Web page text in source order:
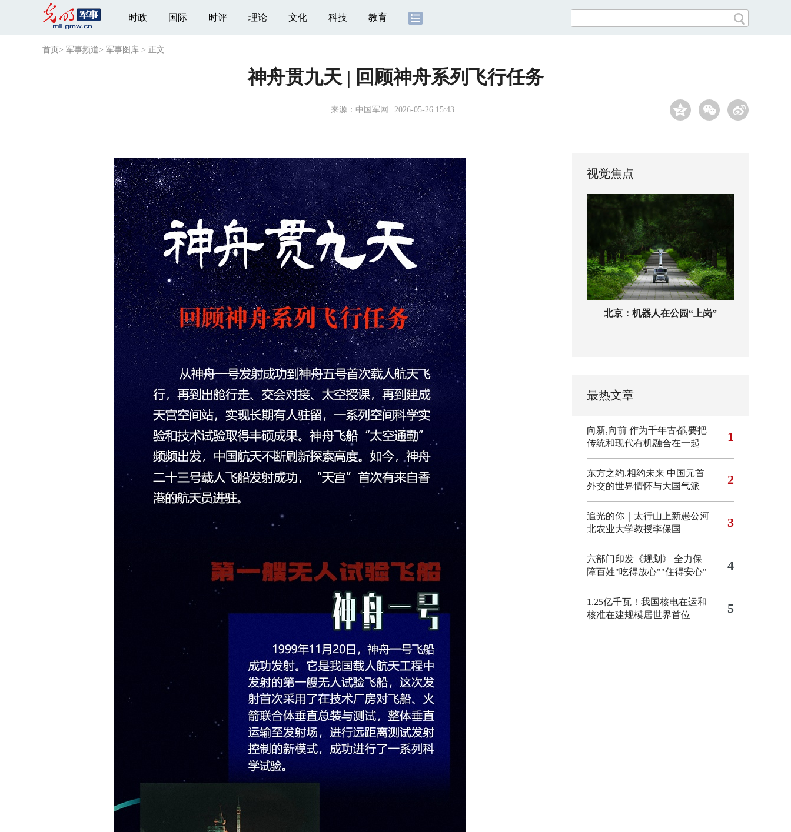
时政 国际 时评 理论 文化 科技 教育
首页 > 军事频道> 军事图库 > 正文
神舟贯九天 | 回顾神舟系列飞行任务
来源： 中国军网 2026-05-26 15:43
视觉焦点
北京：机器人在公园“上岗”
最热文章
向新,向前 作为千年古都,要把
传统和现代有机融合在一起
1
东方之约,相约未来 中国元首
外交的世界情怀与大国气派
2
追光的你｜太行山上新愚公河
北农业大学教授李保国
3
六部门印发《规划》 全力保
障百姓"吃得放心""住得安心"
4
1.25亿千瓦！我国核电在运和
核准在建规模居世界首位
5